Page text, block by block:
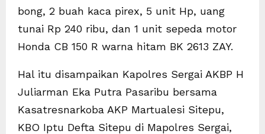
bong, 2 buah kaca pirex, 5 unit Hp, uang
tunai Rp 240 ribu, dan 1 unit sepeda motor
Honda CB 150 R warna hitam BK 2613 ZAY.
Hal itu disampaikan Kapolres Sergai AKBP H
Juliarman Eka Putra Pasaribu bersama
Kasatresnarkoba AKP Martualesi Sitepu,
KBO Iptu Defta Sitepu di Mapolres Sergai,